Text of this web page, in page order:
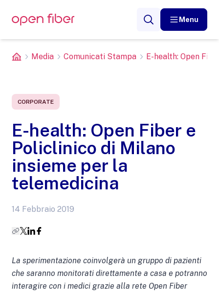
Menu
Media Comunicati Stampa E-health: Open
CORPORATE
E-health: Open Fiber e
Policlinico di Milano
insieme per la
telemedicina
14 Febbraio 2019
La sperimentazione coinvolgerà un gruppo di pazienti
che saranno monitorati direttamente a casa e potranno
interagire con i medici grazie alla rete Open Fiber